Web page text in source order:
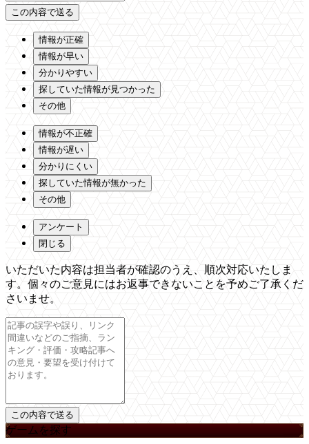
情報が正確
情報が早い
分かりやすい
探していた情報が見つかった
その他
情報が不正確
情報が遅い
分かりにくい
探していた情報が無かった
その他
アンケート
閉じる
いただいた内容は担当者が確認のうえ、順次対応いたしま
す。個々のご意見にはお返事できないことを予めご了承くだ
さいませ。
ゲームを探す